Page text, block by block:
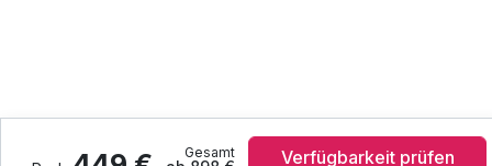
Gesamt Verfügbarkeit prüfen